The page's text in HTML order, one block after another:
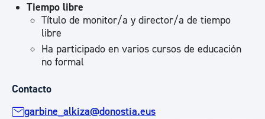
Tiempo libre
Título de monitor/a y director/a de tiempo
libre
Ha participado en varios cursos de educación
no formal
Contacto
garbine_alkiza@donostia.eus